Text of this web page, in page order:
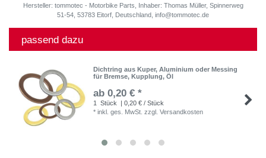
Hersteller: tommotec - Motorbike Parts, Inhaber: Thomas Müller, Spinnerweg
51-54, 53783 Eitorf, Deutschland, info@tommotec.de
passend dazu
Dichtring aus Kuper, Aluminium oder Messing
für Bremse, Kupplung, Öl
ab 0,20 € *
1 Stück
| 0,20 € / Stück
*inkl. ges. MwSt. zzgl.Versandkosten